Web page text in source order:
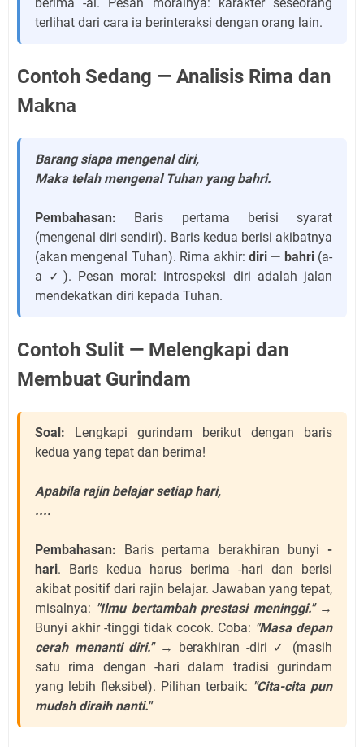
terlihat dari cara ia berinteraksi dengan orang lain.
Contoh Sedang — Analisis Rima dan
Makna
Barang siapa mengenal diri,
Maka telah mengenal Tuhan yang bahri.
Pembahasan: Baris pertama berisi syarat
(mengenal diri sendiri). Baris kedua berisi akibatnya
(akan mengenal Tuhan). Rima akhir: diri — bahri(a-
a ✓). Pesan moral: introspeksi diri adalah jalan
mendekatkan diri kepada Tuhan.
Contoh Sulit — Melengkapi dan
Membuat Gurindam
Soal: Lengkapi gurindam berikut dengan baris
kedua yang tepat dan berima!
Apabila rajin belajar setiap hari,
....
Pembahasan: Baris pertama berakhiran bunyi -
hari. Baris kedua harus berima -hari dan berisi
akibat positif dari rajin belajar. Jawaban yang tepat,
misalnya: "Ilmu bertambah prestasi meninggi."→
Bunyi akhir -tinggi tidak cocok. Coba: "Masa depan
cerah menanti diri."→ berakhiran -diri ✓ (masih
satu rima dengan -hari dalam tradisi gurindam
yang lebih fleksibel). Pilihan terbaik: "Cita-cita pun
mudah diraih nanti."